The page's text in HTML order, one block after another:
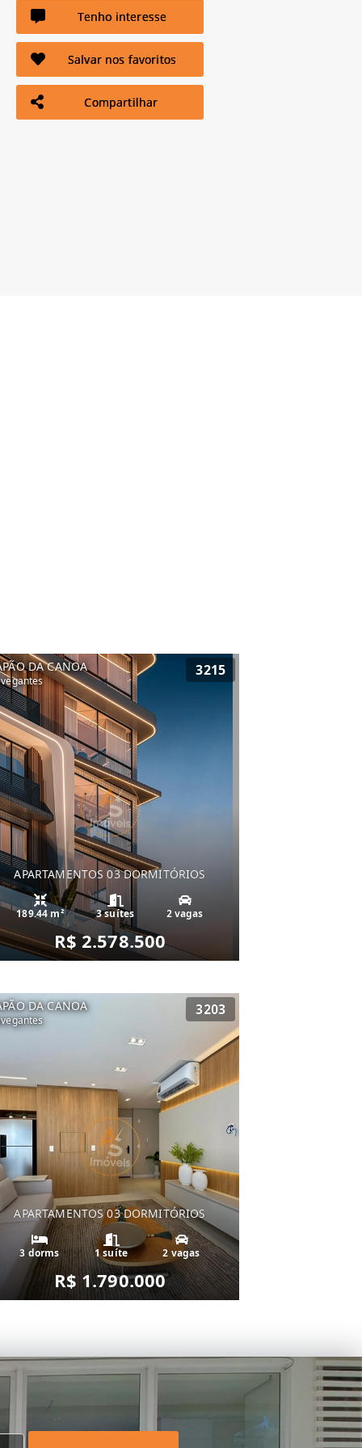
Tenho interesse
Salvar nos favoritos
Compartilhar
DA CANOA 3215
APARTAMENTOS 03 DORMITÓRIOS
189.44 m² 3 suítes 2 vagas
R$ 2.578.500
DA CANOA 3203
APARTAMENTOS 03 DORMITÓRIOS
3 dorms 1 suíte 2 vagas
R$ 1.790.000